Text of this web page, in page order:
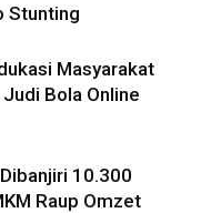
Stunting
Masyarakat
Bola Online
10.300
Raup Omzet